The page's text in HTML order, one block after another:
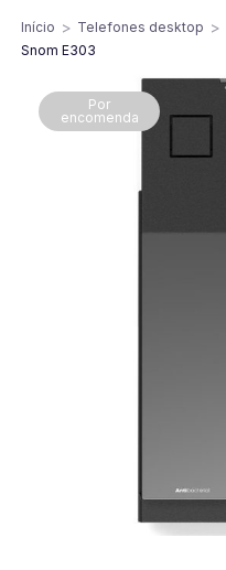
Início > Telefones desktop >
Snom E303
Por
encomenda